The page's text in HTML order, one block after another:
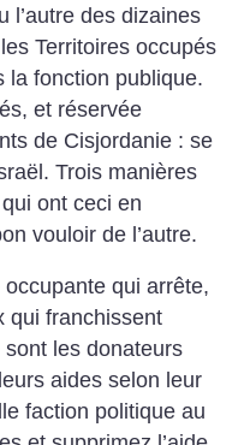
l’autre des dizaines
Territoires occupés
la fonction publique.
et réservée
de Cisjordanie : se
Trois manières
ont ceci en
vouloir de l’autre.
occupante qui arrête,
qui franchissent
sont les donateurs
aides selon leur
faction politique au